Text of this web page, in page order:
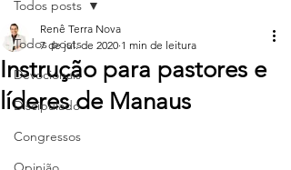
Todos posts
Devocionais
Discipulado
Congressos
Todos posts
Instrução para pastores e
líderes de Manaus
Renê Terra Nova
7 de jul. de 2020 1 min de leitura